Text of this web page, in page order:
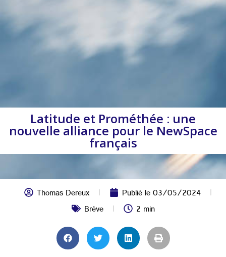
Latitude et Prométhée : une
nouvelle alliance pour le NewSpace
français
Thomas Dereux Publié le03/05/2024
Brève
2 min